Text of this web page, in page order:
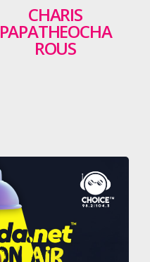
CHARIS
PAPATHEOCHA
ROUS